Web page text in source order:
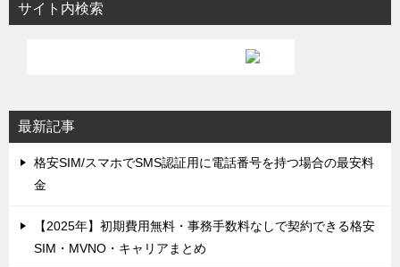
サイト内検索
最新記事
格安SIM/スマホでSMS認証用に電話番号を持つ場合の最安料
金
【2025年】初期費用無料・事務手数料なしで契約できる格安
SIM・MVNO・キャリアまとめ